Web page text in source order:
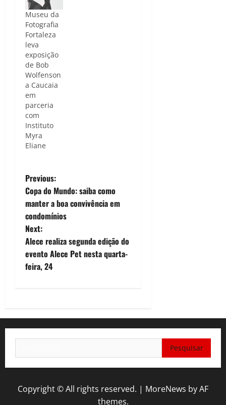
Museu da
Fotografia
Fortaleza
leva
exposição
de Bob
Wolfenson
a Caucaia
em
parceria
com
Instituto
Myra
Eliane
P
o
s
t
n
i
g
a
t
Previous:
Copa do Mundo: saiba como
manter a boa convivência em
condomínios
Next:
Alece realiza segunda edição do
evento Alece Pet nesta quarta-
feira, 24
por:
Copyright © All rights reserved. | MoreNews by AF
themes.